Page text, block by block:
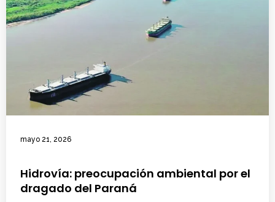
mayo 21, 2026
Hidrovía: preocupación ambiental por el
dragado del Paraná